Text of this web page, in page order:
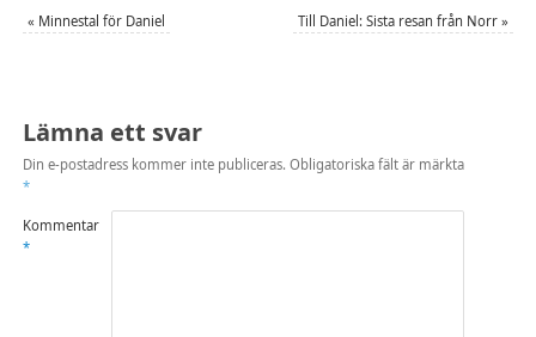
« Minnestal för Daniel Till Daniel: Sista resan från Norr»
Lämna ett svar
Din e-postadress kommer inte publiceras. Obligatoriska fält är märkta
*
Kommentar
*